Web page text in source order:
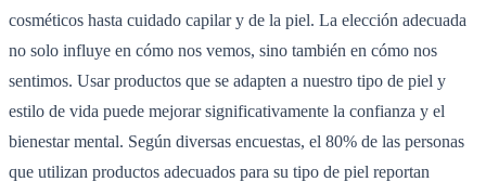
cosméticos hasta cuidado capilar y de la piel. La elección adecuada
no solo influye en cómo nos vemos, sino también en cómo nos
sentimos. Usar productos que se adapten a nuestro tipo de piel y
estilo de vida puede mejorar significativamente la confianza y el
bienestar mental. Según diversas encuestas, el 80% de las personas
que utilizan productos adecuados para su tipo de piel reportan